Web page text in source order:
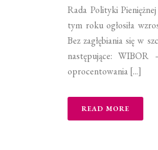
Rada Polityki
tym roku ogłosiła
Bez zagłębiania się w
następujące: WIBOR
oprocentowania [...]
READ MORE